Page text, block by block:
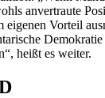
anvertraute
eigenen Vorteil
heißt es weiter.